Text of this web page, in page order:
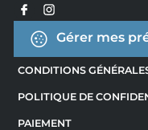
Gérer mes
CONDITIONS
POLITIQUE DE
PAIEMENT